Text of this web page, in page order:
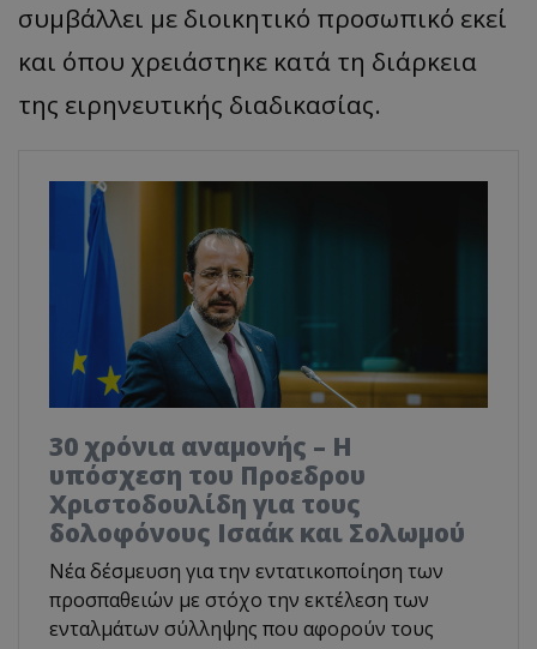
συμβάλλει με διοικητικό προσωπικό εκεί
και όπου χρειάστηκε κατά τη διάρκεια
της ειρηνευτικής διαδικασίας.
30 χρόνια αναμονής – Η
υπόσχεση του Προεδρου
Χριστοδουλίδη για τους
δολοφόνους Ισαάκ και Σολωμού
Νέα δέσμευση για την εντατικοποίηση των
προσπαθειών με στόχο την εκτέλεση των
ενταλμάτων σύλληψης που αφορούν τους